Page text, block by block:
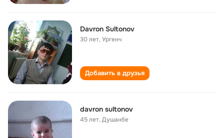
Davron Sultonov
30 лет,Ургенч
Добавить в друзья
davron sultonov
45 лет,Душанбе